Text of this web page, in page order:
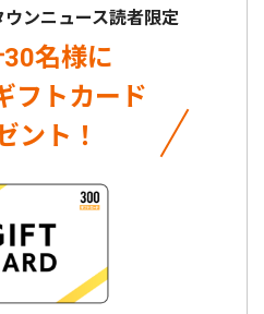
ウンニュース読者限定
名様に
フトカード
ント！